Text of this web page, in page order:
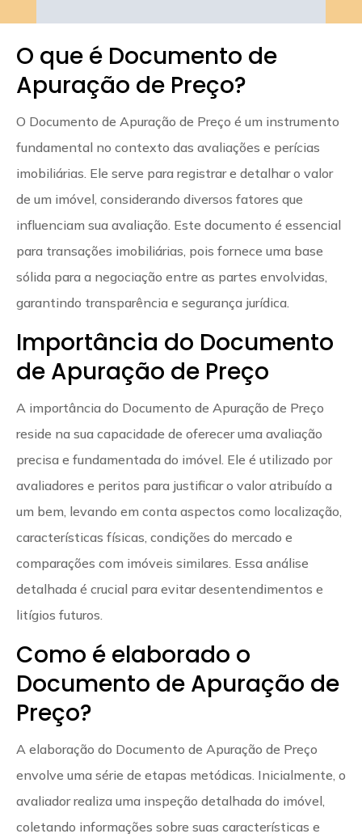
O que é Documento de
Apuração de Preço?
O Documento de Apuração de Preço é um instrumento
fundamental no contexto das avaliações e perícias
imobiliárias. Ele serve para registrar e detalhar o valor
de um imóvel, considerando diversos fatores que
influenciam sua avaliação. Este documento é essencial
para transações imobiliárias, pois fornece uma base
sólida para a negociação entre as partes envolvidas,
garantindo transparência e segurança jurídica.
Importância do Documento
de Apuração de Preço
A importância do Documento de Apuração de Preço
reside na sua capacidade de oferecer uma avaliação
precisa e fundamentada do imóvel. Ele é utilizado por
avaliadores e peritos para justificar o valor atribuído a
um bem, levando em conta aspectos como localização,
características físicas, condições do mercado e
comparações com imóveis similares. Essa análise
detalhada é crucial para evitar desentendimentos e
litígios futuros.
Como é elaborado o
Documento de Apuração de
Preço?
A elaboração do Documento de Apuração de Preço
envolve uma série de etapas metódicas. Inicialmente, o
avaliador realiza uma inspeção detalhada do imóvel,
coletando informações sobre suas características e